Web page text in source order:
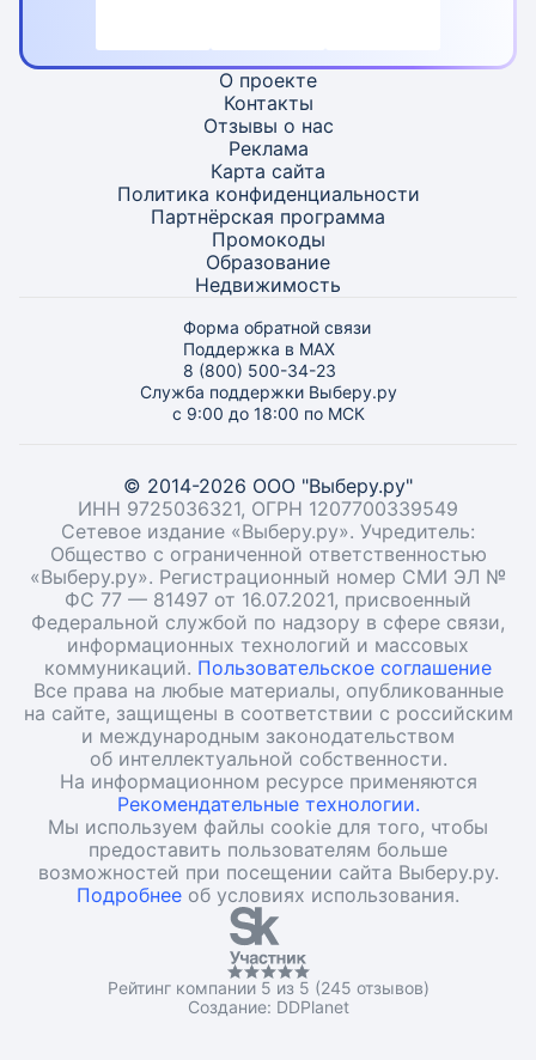
О проекте
Контакты
Отзывы о нас
Реклама
Карта сайта
Политика конфиденциальности
Партнёрская программа
Промокоды
Образование
Недвижимость
Форма обратной связи
Поддержка в MAX
8 (800) 500-34-23
Служба поддержки Выберу.ру
с 9:00 до 18:00 по МСК
© 2014-2026 ООО "Выберу.ру"
ИНН 9725036321, ОГРН 1207700339549
Сетевое издание «Выберу.ру». Учредитель:
Общество с ограниченной ответственностью
«Выберу.ру». Регистрационный номер СМИ ЭЛ №
ФС 77 — 81497 от 16.07.2021, присвоенный
Федеральной службой по надзору в сфере связи,
информационных технологий и массовых
коммуникаций. Пользовательское соглашение
Все права на любые материалы, опубликованные
на сайте, защищены в соответствии с российским
и международным законодательством
об интеллектуальной собственности.
На информационном ресурсе применяются
Рекомендательные технологии.
Мы используем файлы cookie для того, чтобы
предоставить пользователям больше
возможностей при посещении сайта Выберу.ру.
Подробнее об условиях использования.
Рейтинг компании 5 из 5 (245 отзывов)
Создание: DDPlanet